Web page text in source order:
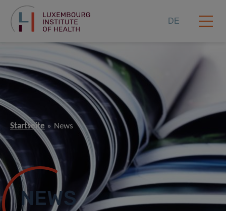
DE
Startseite News
NEWS